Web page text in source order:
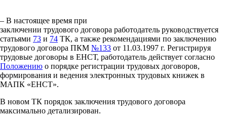
– В настоящее время при
заключении трудового договора работодатель руководствуется
статьями 73 и 74 ТК, а также рекомендациями по заключению
трудового договора ПКМ №133 от 11.03.1997 г. Регистрируя
трудовые договоры в ЕНСТ, работодатель действует согласно
Положению о порядке регистрации трудовых договоров,
формирования и ведения электронных трудовых книжек в
МАПК «ЕНСТ».
В новом ТК порядок заключения трудового договора
максимально детализирован.